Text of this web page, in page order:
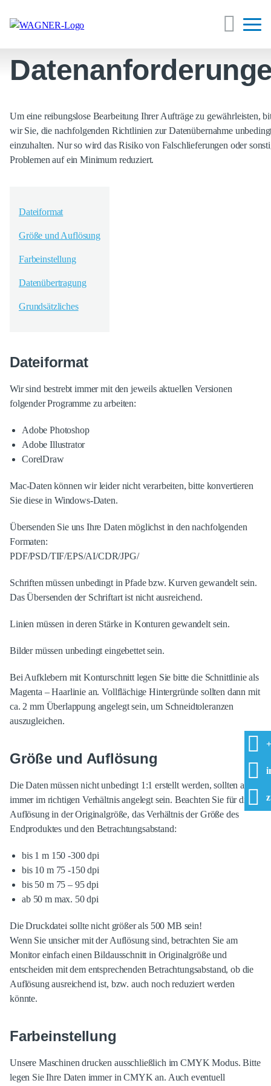
Um eine reibungslose Bearbeitung Ihrer Aufträge zu gewährleisten,
wir Sie, die nachfolgenden Richtlinien zur Datenübernahme
einzuhalten. Nur so wird das Risiko von Falschlieferungen oder
Problemen auf ein Minimum reduziert.
Dateiformat
Größe und Auflösung
Farbeinstellung
Datenübertragung
Grundsätzliches
Dateiformat
Wir sind bestrebt immer mit den jeweils aktuellen Versionen
folgender Programme zu arbeiten:
Adobe Photoshop
Adobe Illustrator
CorelDraw
Mac-Daten können wir leider nicht verarbeiten, bitte konvertieren
Sie diese in Windows-Daten.
Übersenden Sie uns Ihre Daten möglichst in den nachfolgenden
Formaten:
PDF/PSD/TIF/EPS/AI/CDR/JPG/
Schriften müssen unbedingt in Pfade bzw. Kurven gewandelt sein.
Das Übersenden der Schriftart ist nicht ausreichend.
Linien müssen in deren Stärke in Konturen gewandelt sein.
Bilder müssen unbedingt eingebettet sein.
Bei Aufklebern mit Konturschnitt legen Sie bitte die Schnittlinie als
Magenta – Haarlinie an. Vollflächige Hintergründe sollten dann mit
ca. 2 mm Überlappung angelegt sein, um Schneidtoleranzen
auszugleichen.
Größe und Auflösung
Die Daten müssen nicht unbedingt 1:1 erstellt werden, sollten aber
immer im richtigen Verhältnis angelegt sein. Beachten Sie für die
Auflösung in der Originalgröße, das Verhältnis der Größe des
Endproduktes und den Betrachtungsabstand:
bis 1 m 150 -300 dpi
bis 10 m 75 -150 dpi
bis 50 m 75 – 95 dpi
ab 50 m max. 50 dpi
Die Druckdatei sollte nicht größer als 500 MB sein!
Wenn Sie unsicher mit der Auflösung sind, betrachten Sie am
Monitor einfach einen Bildausschnitt in Originalgröße und
entscheiden mit dem entsprechenden Betrachtungsabstand, ob die
Auflösung ausreichend ist, bzw. auch noch reduziert werden
könnte.
Farbeinstellung
Unsere Maschinen drucken ausschließlich im CMYK Modus. Bitte
legen Sie Ihre Daten immer in CMYK an. Auch eventuell